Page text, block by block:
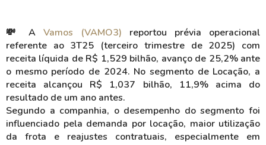
💸 A Vamos (VAMO3) reportou prévia operacional
referente ao 3T25 (terceiro trimestre de 2025) com
receita líquida de R$ 1,529 bilhão, avanço de 25,2% ante
o mesmo período de 2024. No segmento de Locação, a
receita alcançou R$ 1,037 bilhão, 11,9% acima do
resultado de um ano antes.
Segundo a companhia, o desempenho do segmento foi
influenciado pela demanda por locação, maior utilização
da frota e reajustes contratuais, especialmente em